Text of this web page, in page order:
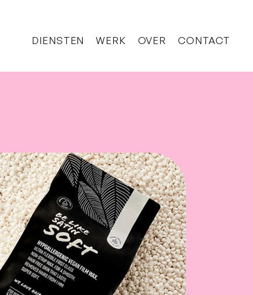
DIENSTEN WERK OVER CONTACT